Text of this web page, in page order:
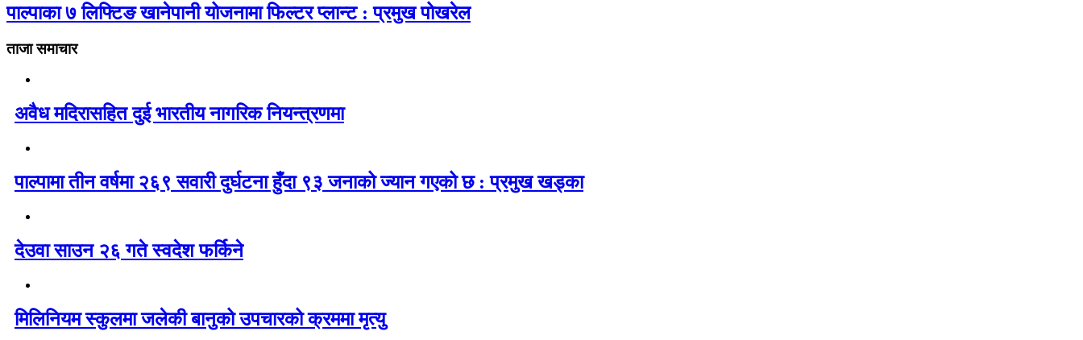
पाल्पाका ७ लिफ्टिङ खानेपानी योजनामा फिल्टर प्लान्ट : प्रमुख पोखरेल
ताजा समाचार
अवैध मदिरासहित दुई भारतीय नागरिक नियन्त्रणमा
पाल्पामा तीन वर्षमा २६९ सवारी दुर्घटना हुँदा ९३ जनाको ज्यान गएको छ : प्रमुख खड्का
देउवा साउन २६ गते स्वदेश फर्किने
मिलिनियम स्कुलमा जलेकी बानुको उपचारको क्रममा मृत्यु